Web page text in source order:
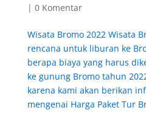
| 0 Komentar
Wisata Bromo 2022 Wisata
rencana untuk liburan ke
berapa biaya yang harus
ke gunung Bromo tahun
karena kami akan berikan
mengenai Harga Paket Tur